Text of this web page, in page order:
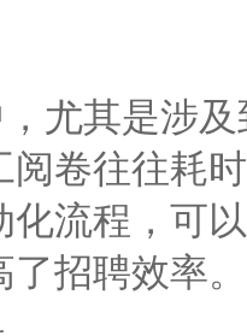
其是涉及
阅卷往往耗
化流程，可
招聘效率。